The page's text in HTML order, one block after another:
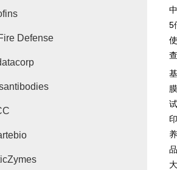
5
查
膜
养
Defense